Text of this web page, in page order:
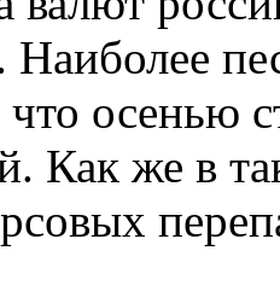
осенью
Как же в